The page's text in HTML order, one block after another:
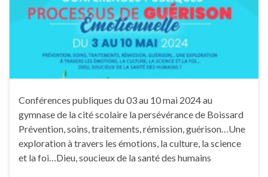
Conférences publiques du 03 au 10 mai 2024 au
gymnase de la cité scolaire la persévérance de Boissard
Prévention, soins, traitements, rémission, guérison…Une
exploration à travers les émotions, la culture, la science
et la foi…Dieu, soucieux de la santé des humains